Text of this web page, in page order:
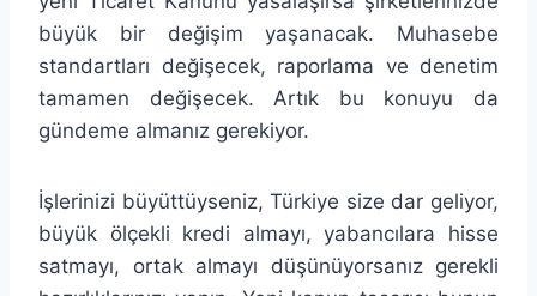
büyük bir değişim yaşanacak. Muhasebe
standartları değişecek, raporlama ve denetim
tamamen değişecek. Artık bu konuyu da
gündeme almanız gerekiyor.
İşlerinizi büyüttüyseniz, Türkiye size dar geliyor,
büyük ölçekli kredi almayı, yabancılara hisse
satmayı, ortak almayı düşünüyorsanız gerekli